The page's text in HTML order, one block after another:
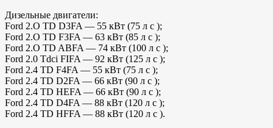
Дизельные двигатели:
Ford 2.О TD D3FA — 55 кВт (75 л с );
Ford 2.О TD F3FA — 63 кВт (85 л с );
Ford 2.О TD ABFA — 74 кВт (100 л с );
Ford 2.0 Tdci FIFA — 92 кВт (125 л с );
Ford 2.4 TD F4FA — 55 кВт (75 л с );
Ford 2.4 TD D2FA — 66 кВт (90 л с );
Ford 2.4 TD HEFA — 66 кВт (90 л с );
Ford 2.4 TD D4FA — 88 кВт (120 л с );
Ford 2.4 TD HFFA — 88 кВт (120 л с ).